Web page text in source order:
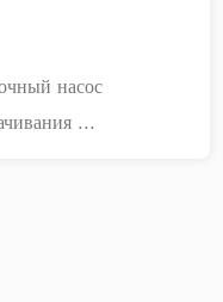
насос
...